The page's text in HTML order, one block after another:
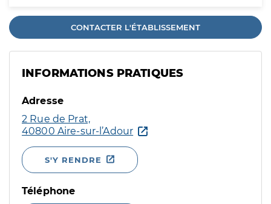
CONTACTER L'ÉTABLISSEMENT
INFORMATIONS PRATIQUES
Adresse
2 Rue de Prat,
40800 Aire-sur-l’Adour
S'Y RENDRE
Téléphone